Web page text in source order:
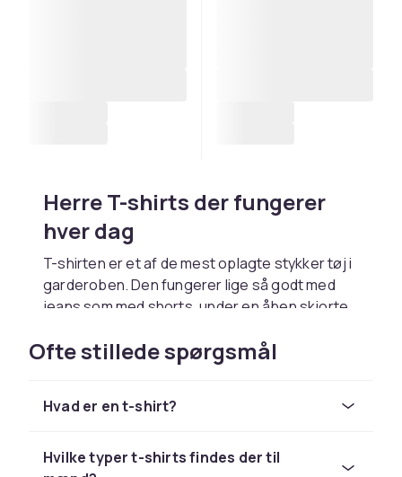
Herre T-shirts der fungerer
hver dag
T-shirten er et af de mest oplagte stykker tøj i
garderoben. Den fungerer lige så godt med
jeans som med shorts, under en åben skjorte
afslappet, men gennemtænkt. Uanset om du
leder efter en klassisk ensfarvet model eller
muligheder, der passer til både stil og hverdag.
Ensfarvede basisvarer og T-
Ofte stillede spørgsmål
Hvad er en t-shirt?
Hvilke typer t-shirts findes der til